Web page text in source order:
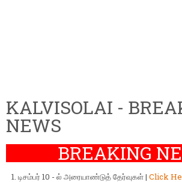
KALVISOLAI -
NEWS
BREAKING
டிசம்பர் 10 - ல் அரையாண்டுத் தேர்வுகள் | Click